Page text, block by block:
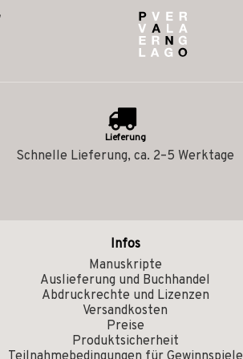
Lieferung
Schnelle Lieferung, ca. 2–5 Werktage
Infos
Manuskripte
Auslieferung und Buchhandel
Abdruckrechte und Lizenzen
Versandkosten
Preise
Produktsicherheit